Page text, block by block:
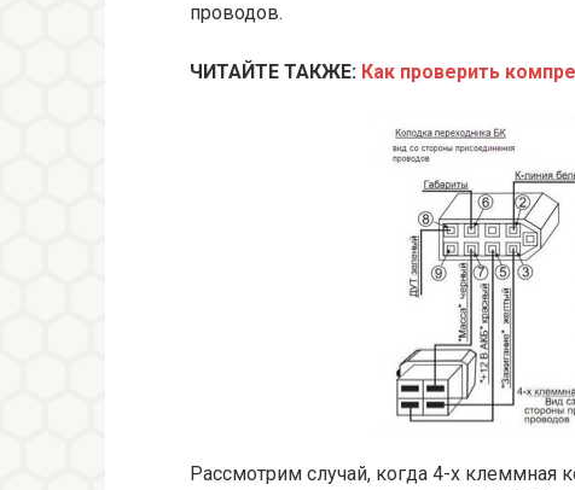
проводов.
ЧИТАЙТЕ ТАКЖЕ: Как проверить
Рассмотрим случай, когда 4-х клеммная